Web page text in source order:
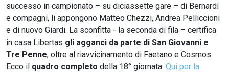
successo in campionato – su diciassette gare – di Bernardi
e compagni, li appongono Matteo Chezzi, Andrea Pelliccioni
e di nuovo Giardi. La sconfitta - la seconda di fila – certifica
in casa Libertas gli agganci da parte di San Giovanni e
Tre Penne, oltre al riavvicinamento di Faetano e Cosmos.
Ecco il quadro completo della 18° giornata: Qui per la